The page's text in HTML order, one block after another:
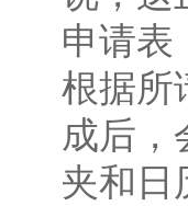
申请表
根据所
成后，
夹和日